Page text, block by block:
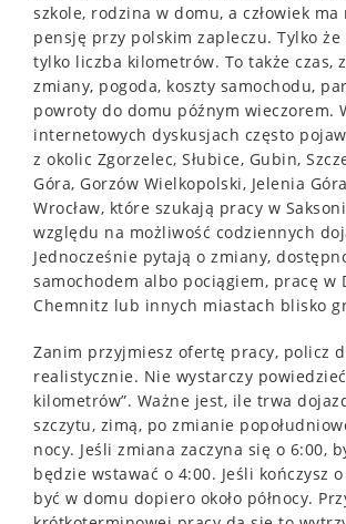
szkole, rodzina w domu, a człowiek ma
pensję przy polskim zapleczu. Tylko
tylko liczba kilometrów. To także czas,
zmiany, pogoda, koszty samochodu,
powroty do domu późnym wieczorem.
internetowych dyskusjach często
z okolic Zgorzelec, Słubice, Gubin,
Góra, Gorzów Wielkopolski, Jelenia
Wrocław, które szukają pracy w
względu na możliwość codziennych
Jednocześnie pytają o zmiany,
samochodem albo pociągiem, pracę w
Chemnitz lub innych miastach blisko
Zanim przyjmiesz ofertę pracy, policz
realistycznie. Nie wystarczy
kilometrów”. Ważne jest, ile trwa
szczytu, zimą, po zmianie
nocy. Jeśli zmiana zaczyna się o 6:00,
będzie wstawać o 4:00. Jeśli kończysz
być w domu dopiero około północy.